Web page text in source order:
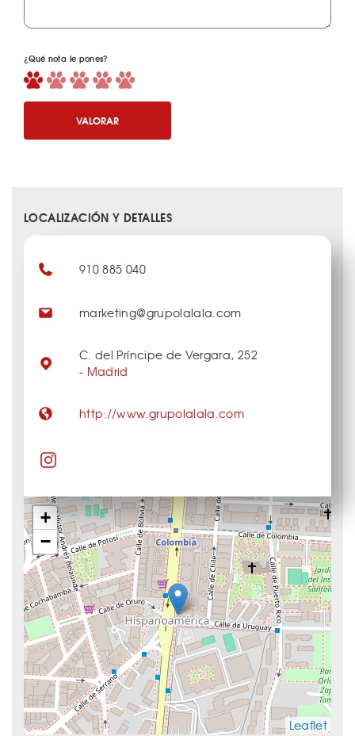
¿Qué nota le pones?
VALORAR
LOCALIZACIÓN Y DETALLES
+
−
Leaflet
910 885 040
marketing@grupolalala.com
C. del Príncipe de Vergara, 252
- Madrid
http://www.grupolalala.com